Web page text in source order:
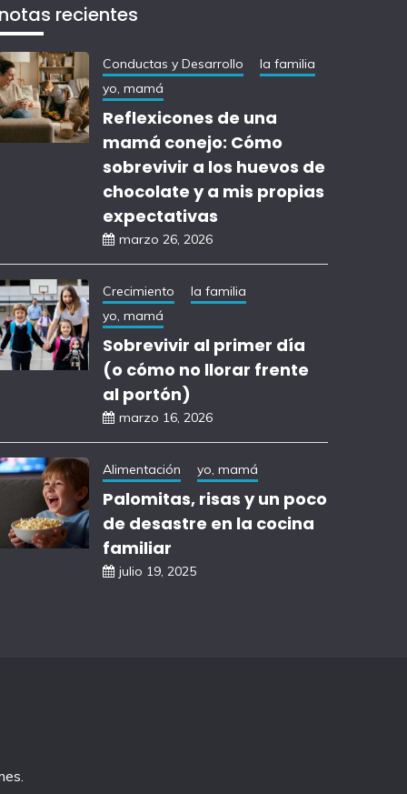
recientes
Conductas y Desarrollo
la familia
yo, mamá
Reflexicones de una
mamá conejo: Cómo
sobrevivir a los huevos de
chocolate y a mis propias
expectativas
marzo 26, 2026
Crecimiento
la familia
yo, mamá
Sobrevivir al primer día
(o cómo no llorar frente
al portón)
marzo 16, 2026
Alimentación yo, mamá
Palomitas, risas y un poco
de desastre en la cocina
familiar
julio 19, 2025